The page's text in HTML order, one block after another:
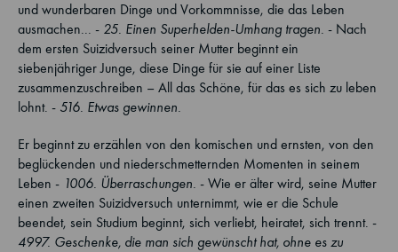
und wunderbaren Dinge und Vorkommnisse, die das Leben
ausmachen... - 25. Einen Superhelden-Umhang tragen. - Nach
dem ersten Suizidversuch seiner Mutter beginnt ein
siebenjähriger Junge, diese Dinge für sie auf einer Liste
zusammenzuschreiben – All das Schöne, für das es sich zu leben
lohnt. - 516. Etwas gewinnen.
Er beginnt zu erzählen von den komischen und ernsten, von den
beglückenden und niederschmetternden Momenten in seinem
Leben - 1006. Überraschungen. - Wie er älter wird, seine Mutter
einen zweiten Suizidversuch unternimmt, wie er die Schule
beendet, sein Studium beginnt, sich verliebt, heiratet, sich trennt. -
4997. Geschenke, die man sich gewünscht hat, ohne es zu